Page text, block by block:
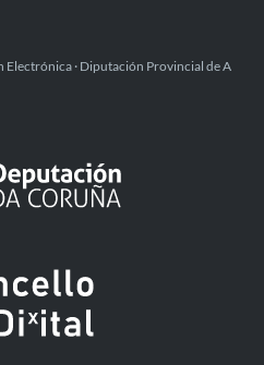
· Diputación Provincial de A